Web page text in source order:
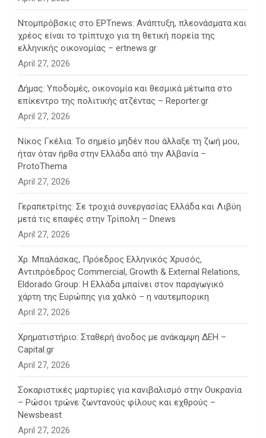
Ντομπρόβσκις στο ΕΡΤnews: Ανάπτυξη, πλεονάσματα και
χρέος είναι το τρίπτυχο για τη θετική πορεία της
ελληνικής οικονομίας – ertnews.gr
April 27, 2026
Δήμας: Υποδομές, οικονομία και θεσμικά μέτωπα στο
επίκεντρο της πολιτικής ατζέντας – Reporter.gr
April 27, 2026
Νίκος Γκέλια: Το σημείο μηδέν που άλλαξε τη ζωή μου,
ήταν όταν ήρθα στην Ελλάδα από την Αλβανία –
ProtoThema
April 27, 2026
Γεραπετρίτης: Σε τροχιά συνεργασίας Ελλάδα και Λιβύη
μετά τις επαφές στην Τρίπολη – Dnews
April 27, 2026
Χρ. Μπαλάσκας, Πρόεδρος Ελληνικός Χρυσός,
Αντιπρόεδρος Commercial, Growth & External Relations,
Eldorado Group: Η Ελλάδα μπαίνει στον παραγωγικό
χάρτη της Ευρώπης για χαλκό – η ναυτεμπορικη
April 27, 2026
Χρηματιστήριο: Σταθερή άνοδος με ανάκαμψη ΔΕΗ –
Capital.gr
April 27, 2026
Σοκαριστικές μαρτυρίες για κανιβαλισμό στην Ουκρανία
– Ρώσοι τρώνε ζωντανούς φίλους και εχθρούς –
Newsbeast
April 27, 2026